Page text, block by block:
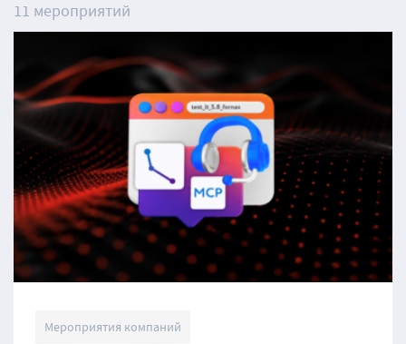
11 мероприятий
Мероприятия компаний